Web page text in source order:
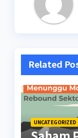
Related
UNCATEGORIZED